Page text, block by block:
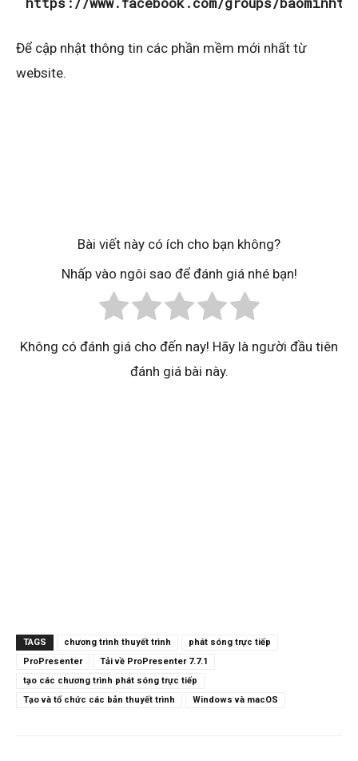
Để cập nhật thông tin các phần mềm mới nhất từ
website.
Bài viết này có ích cho bạn không?
Nhấp vào ngôi sao để đánh giá nhé bạn!
Không có đánh giá cho đến nay! Hãy là người đầu tiên
đánh giá bài này.
TAGS chương trình thuyết trình
phát sóng trực tiếp
ProPresenter
Tải về ProPresenter 7.7.1
tạo các chương trình phát sóng trực tiếp
Tạo và tổ chức các bản thuyết trình
Windows và macOS